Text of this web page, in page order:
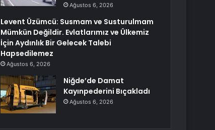
Ağustos 6, 2026
Levent Üzümcü: Susmam ve Susturulmam
Mümkün Değildir. Evlatlarımız ve Ülkemiz
İçin Aydınlık Bir Gelecek Talebi
Hapsedilemez
Ağustos 6, 2026
Niğde’de Damat
Kayınpederini Bıçakladı
Ağustos 6, 2026